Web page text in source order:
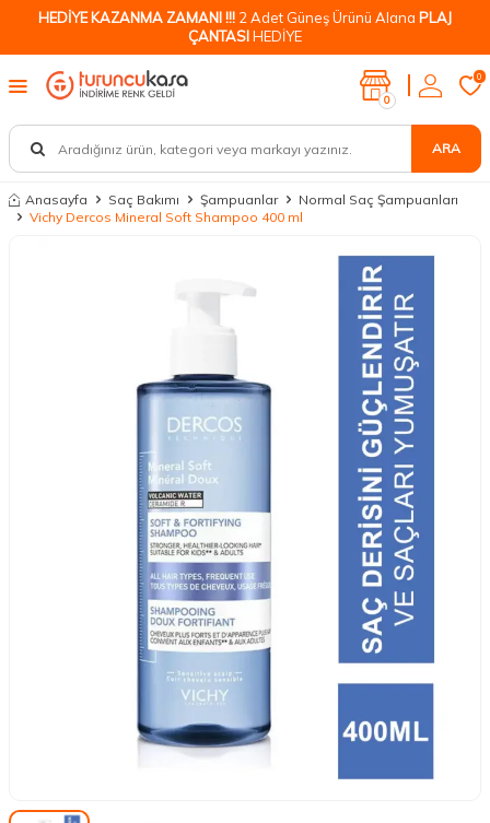
HEDİYE KAZANMA ZAMANI !!! 2 Adet Güneş Ürünü Alana PLAJ
ÇANTASIHEDİYE
ARA
0
0
Anasayfa Saç Bakımı Şampuanlar
Normal Saç Şampuanları
Vichy Dercos Mineral Soft Shampoo 400 ml